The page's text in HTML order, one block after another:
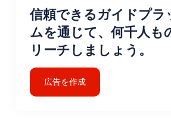
信頼できるガイドプラ
ムを通じて、何千人も
リーチしましょう。
広告を作成